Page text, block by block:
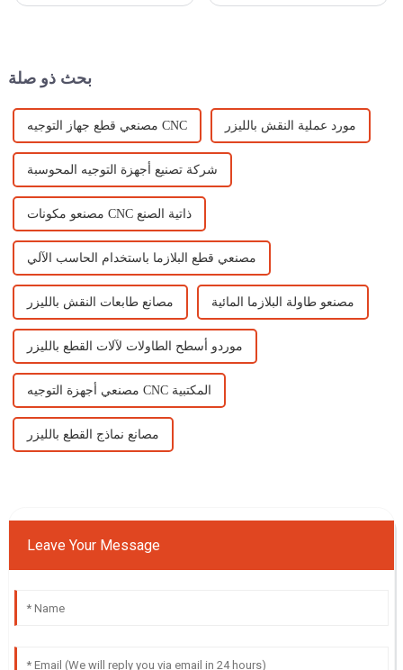
بحث ذو صلة
مصنعي قطع جهاز التوجيه CNC مورد عملية النقش بالليزر
شركة تصنيع أجهزة التوجيه المحوسبة
مصنعو مكونات CNC ذاتية الصنع
مصنعي قطع البلازما باستخدام الحاسب الآلي
مصانع طابعات النقش بالليزر مصنعو طاولة البلازما المائية
موردو أسطح الطاولات لآلات القطع بالليزر
مصنعي أجهزة التوجيه CNC المكتبية
مصانع نماذج القطع بالليزر
Leave Your Message